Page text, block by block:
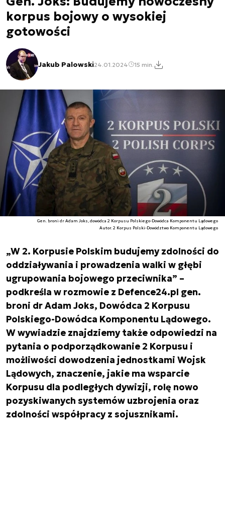
korpus bojowy o wysokiej
gotowości
Jakub Palowski24.01.2024 15 min.
Gen. broni dr Adam Joks, dowódca 2 Korpusu Polskiego-Dowódca Komponentu Lądowego
Autor. 2 Korpus Polski-Dowództwo Komponentu Lądowego
„W 2. Korpusie Polskim budujemy zdolności do
oddziaływania i prowadzenia walki w głębi
ugrupowania bojowego przeciwnika” –
podkreśla w rozmowie z Defence24.pl gen.
broni dr Adam Joks, Dowódca 2 Korpusu
Polskiego-Dowódca Komponentu Lądowego.
W wywiadzie znajdziemy także odpowiedzi na
pytania o podporządkowanie 2 Korpusu i
możliwości dowodzenia jednostkami Wojsk
Lądowych, znaczenie, jakie ma wsparcie
Korpusu dla podległych dywizji, rolę nowo
pozyskiwanych systemów uzbrojenia oraz
zdolności współpracy z sojusznikami.